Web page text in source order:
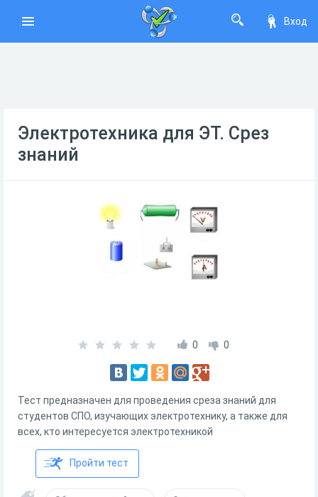
Вход
Электротехника для ЭТ. Срез
знаний
0 0
Тест предназначен для проведения среза знаний для
студентов СПО, изучающих электротехнику, а также для
всех, кто интересуется электротехникой
Пройти тест